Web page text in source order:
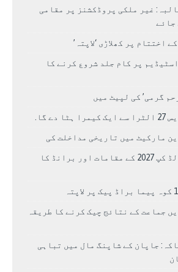
غیر ملکی پروڈکشنز پر مقامی
جائے
اختتام پر کھلاڑی ‘لاپتہ’
پر کام جلد شروع کرنے کا
گرمی’ کی لپیٹ میں
دے گا.
مارکیٹ میں تاریخی مداخلت کی
مردوں کے کرکٹ ورلڈ کپ 2027 کے مقامات اور برانڈ کا
جماعت کے نتائج چیک کرنے کا طریقہ
جاپان کے شاپنگ مال میں تباہی